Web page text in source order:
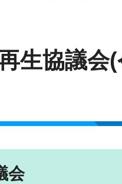
生協議会
会